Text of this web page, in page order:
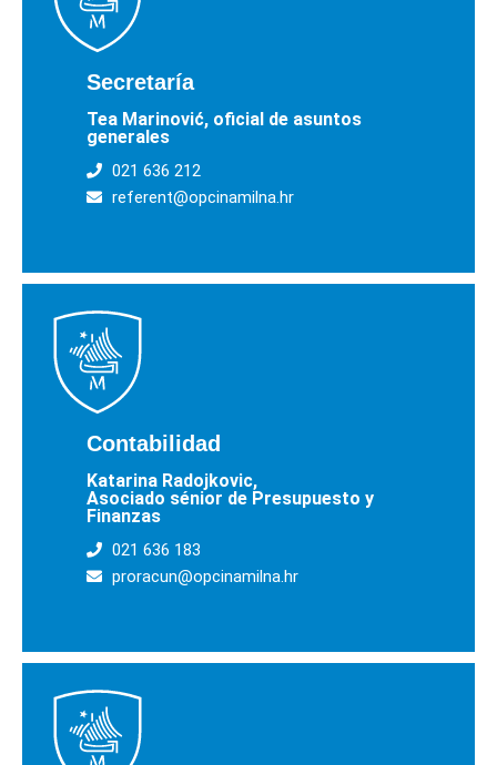
Secretaría
Tea Marinović, oficial de asuntos
generales
021 636 212
referent@opcinamilna.hr
Contabilidad
Katarina Radojkovic,
Asociado sénior de Presupuesto y
Finanzas
021 636 183
proracun@opcinamilna.hr